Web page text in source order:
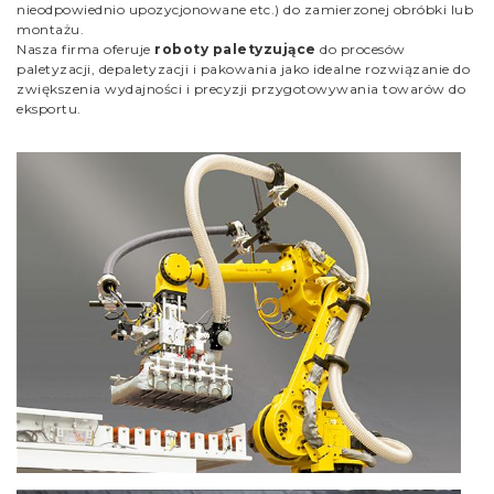
nieodpowiednio upozycjonowane etc.) do zamierzonej obróbki lub
montażu.
Nasza firma oferuje roboty paletyzujące do procesów
paletyzacji, depaletyzacji i pakowania jako idealne rozwiązanie do
zwiększenia wydajności i precyzji przygotowywania towarów do
eksportu.